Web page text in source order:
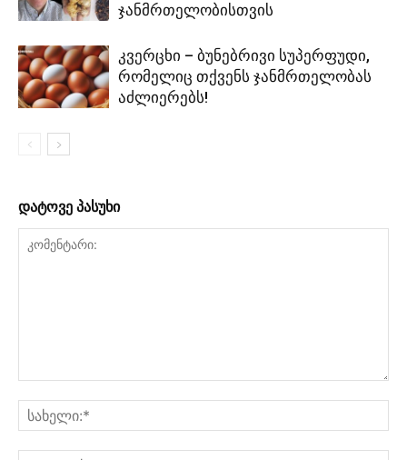
ჯანმრთელობისთვის
კვერცხი – ბუნებრივი სუპერფუდი,
რომელიც თქვენს ჯანმრთელობას
აძლიერებს!
დატოვე პასუხი